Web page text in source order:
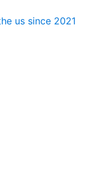
us since 2021